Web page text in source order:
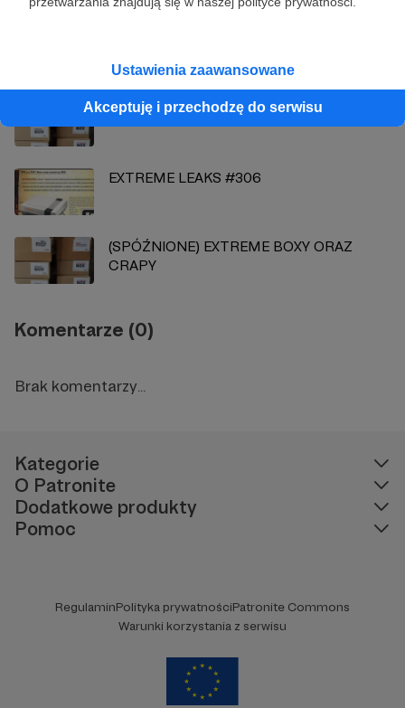
Ustawienia zaawansowane
Akceptuję i przechodzę do serwisu
LISTOPAD I NAGRODY DLA PATRONÓW
EXTREME LEAKS #306
(SPÓŹNIONE) EXTREME BOXY ORAZ
CRAPY
Komentarze (0)
Brak komentarzy...
Kategorie
O Patronite
Dodatkowe produkty
Pomoc
RegulaminPolityka prywatnościPatronite Commons
Warunki korzystania z serwisu